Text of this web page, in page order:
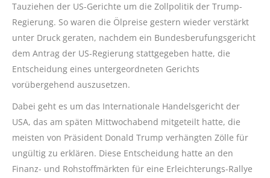
Tauziehen der US-Gerichte um die Zollpolitik der Trump-
Regierung. So waren die Ölpreise gestern wieder verstärkt
unter Druck geraten, nachdem ein Bundesberufungsgericht
dem Antrag der US-Regierung stattgegeben hatte, die
Entscheidung eines untergeordneten Gerichts
vorübergehend auszusetzen.
Dabei geht es um das Internationale Handelsgericht der
USA, das am späten Mittwochabend mitgeteilt hatte, die
meisten von Präsident Donald Trump verhängten Zölle für
ungültig zu erklären. Diese Entscheidung hatte an den
Finanz- und Rohstoffmärkten für eine Erleichterungs-Rallye